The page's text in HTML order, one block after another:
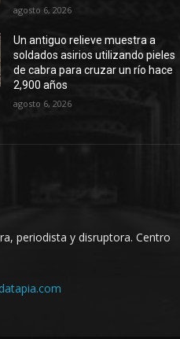
agosto 6, 2026
Un antiguo relieve muestra a
soldados asirios utilizando pieles
de cabra para cruzar un río hace
2,900 años
agosto 6, 2026
periodista y disruptora. Centro